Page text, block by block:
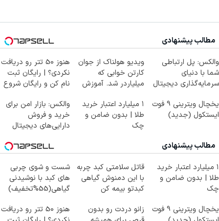
مطالب پیشنهادی
والکس: پل ارتباطی
شما با دنیای
سرمایه‌گذاری دیجیتال
ویدیو هولناک از جوان
کارتن خوابی که
میلیاردر شد. آموزش
هنوز 50 تتر رو دریافت
نکردی؟ | رایگان ثبت
نام کن و رایگان شروع
یخچال ویترینی 9 فوت
ایستکول (جدید)
۱ میلیارد اعتبار خرید
طلا | بدون ضامن و
چک
والکس: بازار امن برای
خرید و فروش
دارایی‌های دیجیتال
مطالب پیشنهادی
۱ میلیارد اعتبار خرید
طلا | بدون ضامن و
چک
قاتل سلامتی کبد چربه
با این دمنوش گیاهی
کبدتو بیمه کن
شست و شوی چربی
های کبد با نوشیدنی
گیاهی(55%تخفیف)
یخچال ویترینی 9 فوت
زانو دردت رو بدون
هنوز 50 تتر رو دریافت